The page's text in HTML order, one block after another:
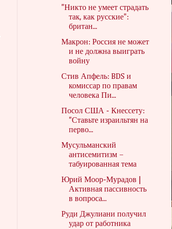
"Никто не умеет страдать
так, как русские":
британ...
Макрон: Россия не может
и не должна выиграть
войну
Стив Апфель: BDS и
комиссар по правам
человека Пи...
Посол США - Кнессету:
"Ставьте израильтян на
перво...
Мусульманский
антисемитизм –
табуированная тема
Юрий Моор-Мурадов |
Активная пассивность
в вопроса...
Руди Джулиани получил
удар от работника